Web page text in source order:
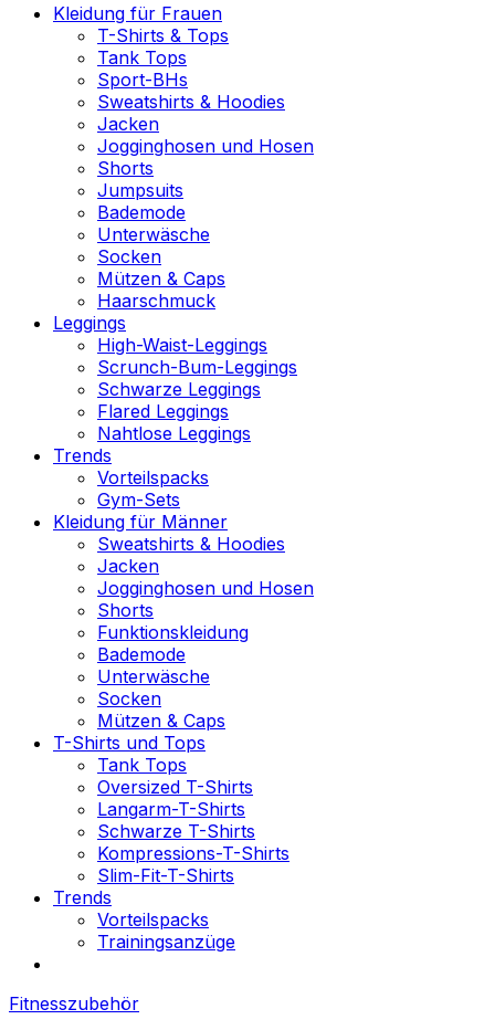
Kleidung für Frauen
T-Shirts & Tops
Tank Tops
Sport-BHs
Sweatshirts & Hoodies
Jacken
Jogginghosen und Hosen
Shorts
Jumpsuits
Bademode
Unterwäsche
Socken
Mützen & Caps
Haarschmuck
Leggings
High-Waist-Leggings
Scrunch-Bum-Leggings
Schwarze Leggings
Flared Leggings
Nahtlose Leggings
Trends
Vorteilspacks
Gym-Sets
Kleidung für Männer
Sweatshirts & Hoodies
Jacken
Jogginghosen und Hosen
Shorts
Funktionskleidung
Bademode
Unterwäsche
Socken
Mützen & Caps
T-Shirts und Tops
Tank Tops
Oversized T-Shirts
Langarm-T-Shirts
Schwarze T-Shirts
Kompressions-T-Shirts
Slim-Fit-T-Shirts
Trends
Vorteilspacks
Trainingsanzüge
Fitnesszubehör